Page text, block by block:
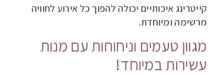
קייטרינג איכותיים יכולה להפוך כל אירוע לחוויה
מרשימה ומיוחדת.
מגוון טעמים וניחוחות עם מנות
עשירות במיוחד!